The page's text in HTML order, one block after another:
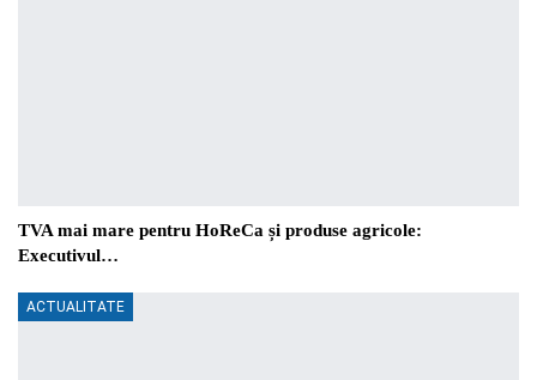
TVA mai mare pentru HoReCa și produse agricole:
Executivul…
ACTUALITATE